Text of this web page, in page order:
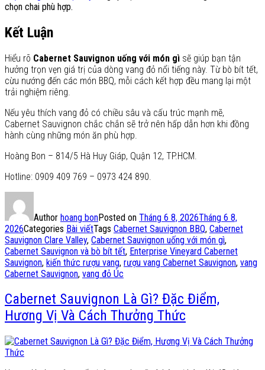
chọn chai phù hợp.
Kết Luận
Hiểu rõ Cabernet Sauvignon uống với món gì sẽ giúp bạn tận
hưởng trọn vẹn giá trị của dòng vang đỏ nổi tiếng này. Từ bò bít tết,
cừu nướng đến các món BBQ, mỗi cách kết hợp đều mang lại một
trải nghiệm riêng.
Nếu yêu thích vang đỏ có chiều sâu và cấu trúc mạnh mẽ,
Cabernet Sauvignon chắc chắn sẽ trở nên hấp dẫn hơn khi đồng
hành cùng những món ăn phù hợp.
Hoàng Bon – 814/5 Hà Huy Giáp, Quận 12, TP.HCM.
Hotline: 0909 409 769 – 0973 424 890.
Author hoang bonPosted on Tháng 6 8, 2026Tháng 6 8,
2026Categories Bài viếtTags Cabernet Sauvignon BBQ, Cabernet
Sauvignon Clare Valley, Cabernet Sauvignon uống với món gì,
Cabernet Sauvignon và bò bít tết, Enterprise Vineyard Cabernet
Sauvignon, kiến thức rượu vang, rượu vang Cabernet Sauvignon, vang
Cabernet Sauvignon, vang đỏ Úc
Cabernet Sauvignon Là Gì? Đặc Điểm,
Hương Vị Và Cách Thưởng Thức